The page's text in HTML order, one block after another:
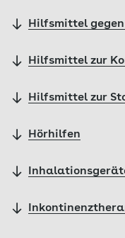
Hilfsmittel
Hilfsmittel zur
Hilfsmittel zur
Hörhilfen